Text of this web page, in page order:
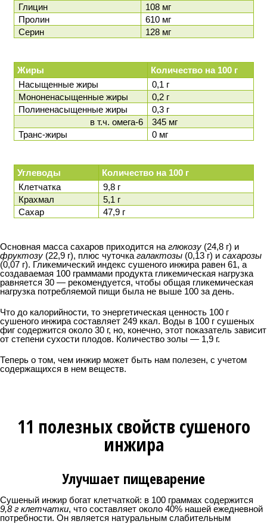
Глицин
108 мг
Пролин
610 мг
Серин
128 мг
Жиры
Количество на 100 г
Насыщенные жиры
0,1 г
Мононенасыщенные жиры
0,2 г
Полиненасыщенные жиры
0,3 г
в т.ч. омега-6
345 мг
Транс-жиры
0 мг
Углеводы
Количество на 100 г
Клетчатка
9,8 г
Крахмал
5,1 г
Сахар
47,9 г
Основная масса сахаров приходится на глюкозу (24,8 г) и
фруктозу (22,9 г), плюс чуточка галактозы (0,13 г) и сахарозы
(0,07 г). Гликемический индекс сушеного инжира равен 61, а
создаваемая 100 граммами продукта гликемическая нагрузка
равняется 30 — рекомендуется, чтобы общая гликемическая
нагрузка потребляемой пищи была не выше 100 за день.
Что до калорийности, то энергетическая ценность 100 г
сушеного инжира составляет 249 ккал. Воды в 100 г сушеных
фиг содержится около 30 г, но, конечно, этот показатель зависит
от степени сухости плодов. Количество золы — 1,9 г.
Теперь о том, чем инжир может быть нам полезен, с учетом
содержащихся в нем веществ.
11 полезных свойств сушеного
инжира
Улучшает пищеварение
Сушеный инжир богат клетчаткой: в 100 граммах содержится
9,8 г клетчатки, что составляет около 40% нашей ежедневной
потребности. Он является натуральным слабительным